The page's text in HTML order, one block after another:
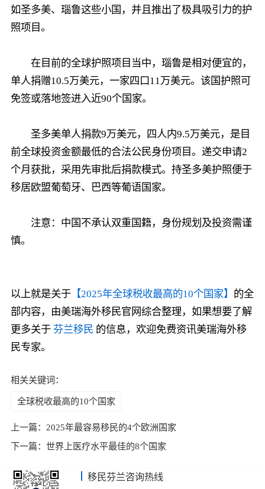
如圣多美、瑙鲁这些小国，并且推出了极具吸引力的护
照项目。
在目前的全球护照项目当中，瑙鲁是相对便宜的，
单人捐赠10.5万美元，一家四口11万美元。该国护照可
免签或落地签进入近90个国家。
圣多美单人捐款9万美元，四人内9.5万美元，是目
前全球投资金额最低的合法公民身份项目。递交申请2
个月获批，采用先审批后捐款模式。持圣多美护照便于
移居欧盟葡萄牙、巴西等葡语国家。
注意：中国不承认双重国籍，身份规划及投资需谨
慎。
以上就是关于【2025年全球税收最高的10个国家】 的全
部内容，由美瑞海外移民官网综合整理，如果想要了解
更多关于 芬兰移民 的信息，欢迎免费资讯美瑞海外移
民专家。
相关关键词：
全球税收最高的10个国家
上一篇： 2025年最容易移民的4个欧洲国家
下一篇： 世界上医疗水平最佳的8个国家
移民芬兰咨询热线